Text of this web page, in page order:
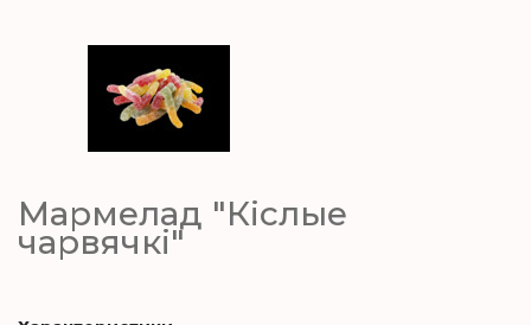
Мармелад "Кiслые
чарвячкi"